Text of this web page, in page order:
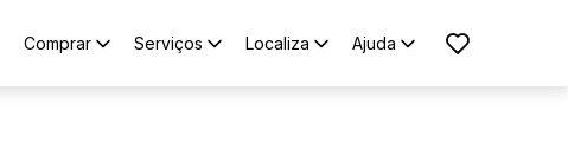
Comprar Serviços Localiza Ajuda